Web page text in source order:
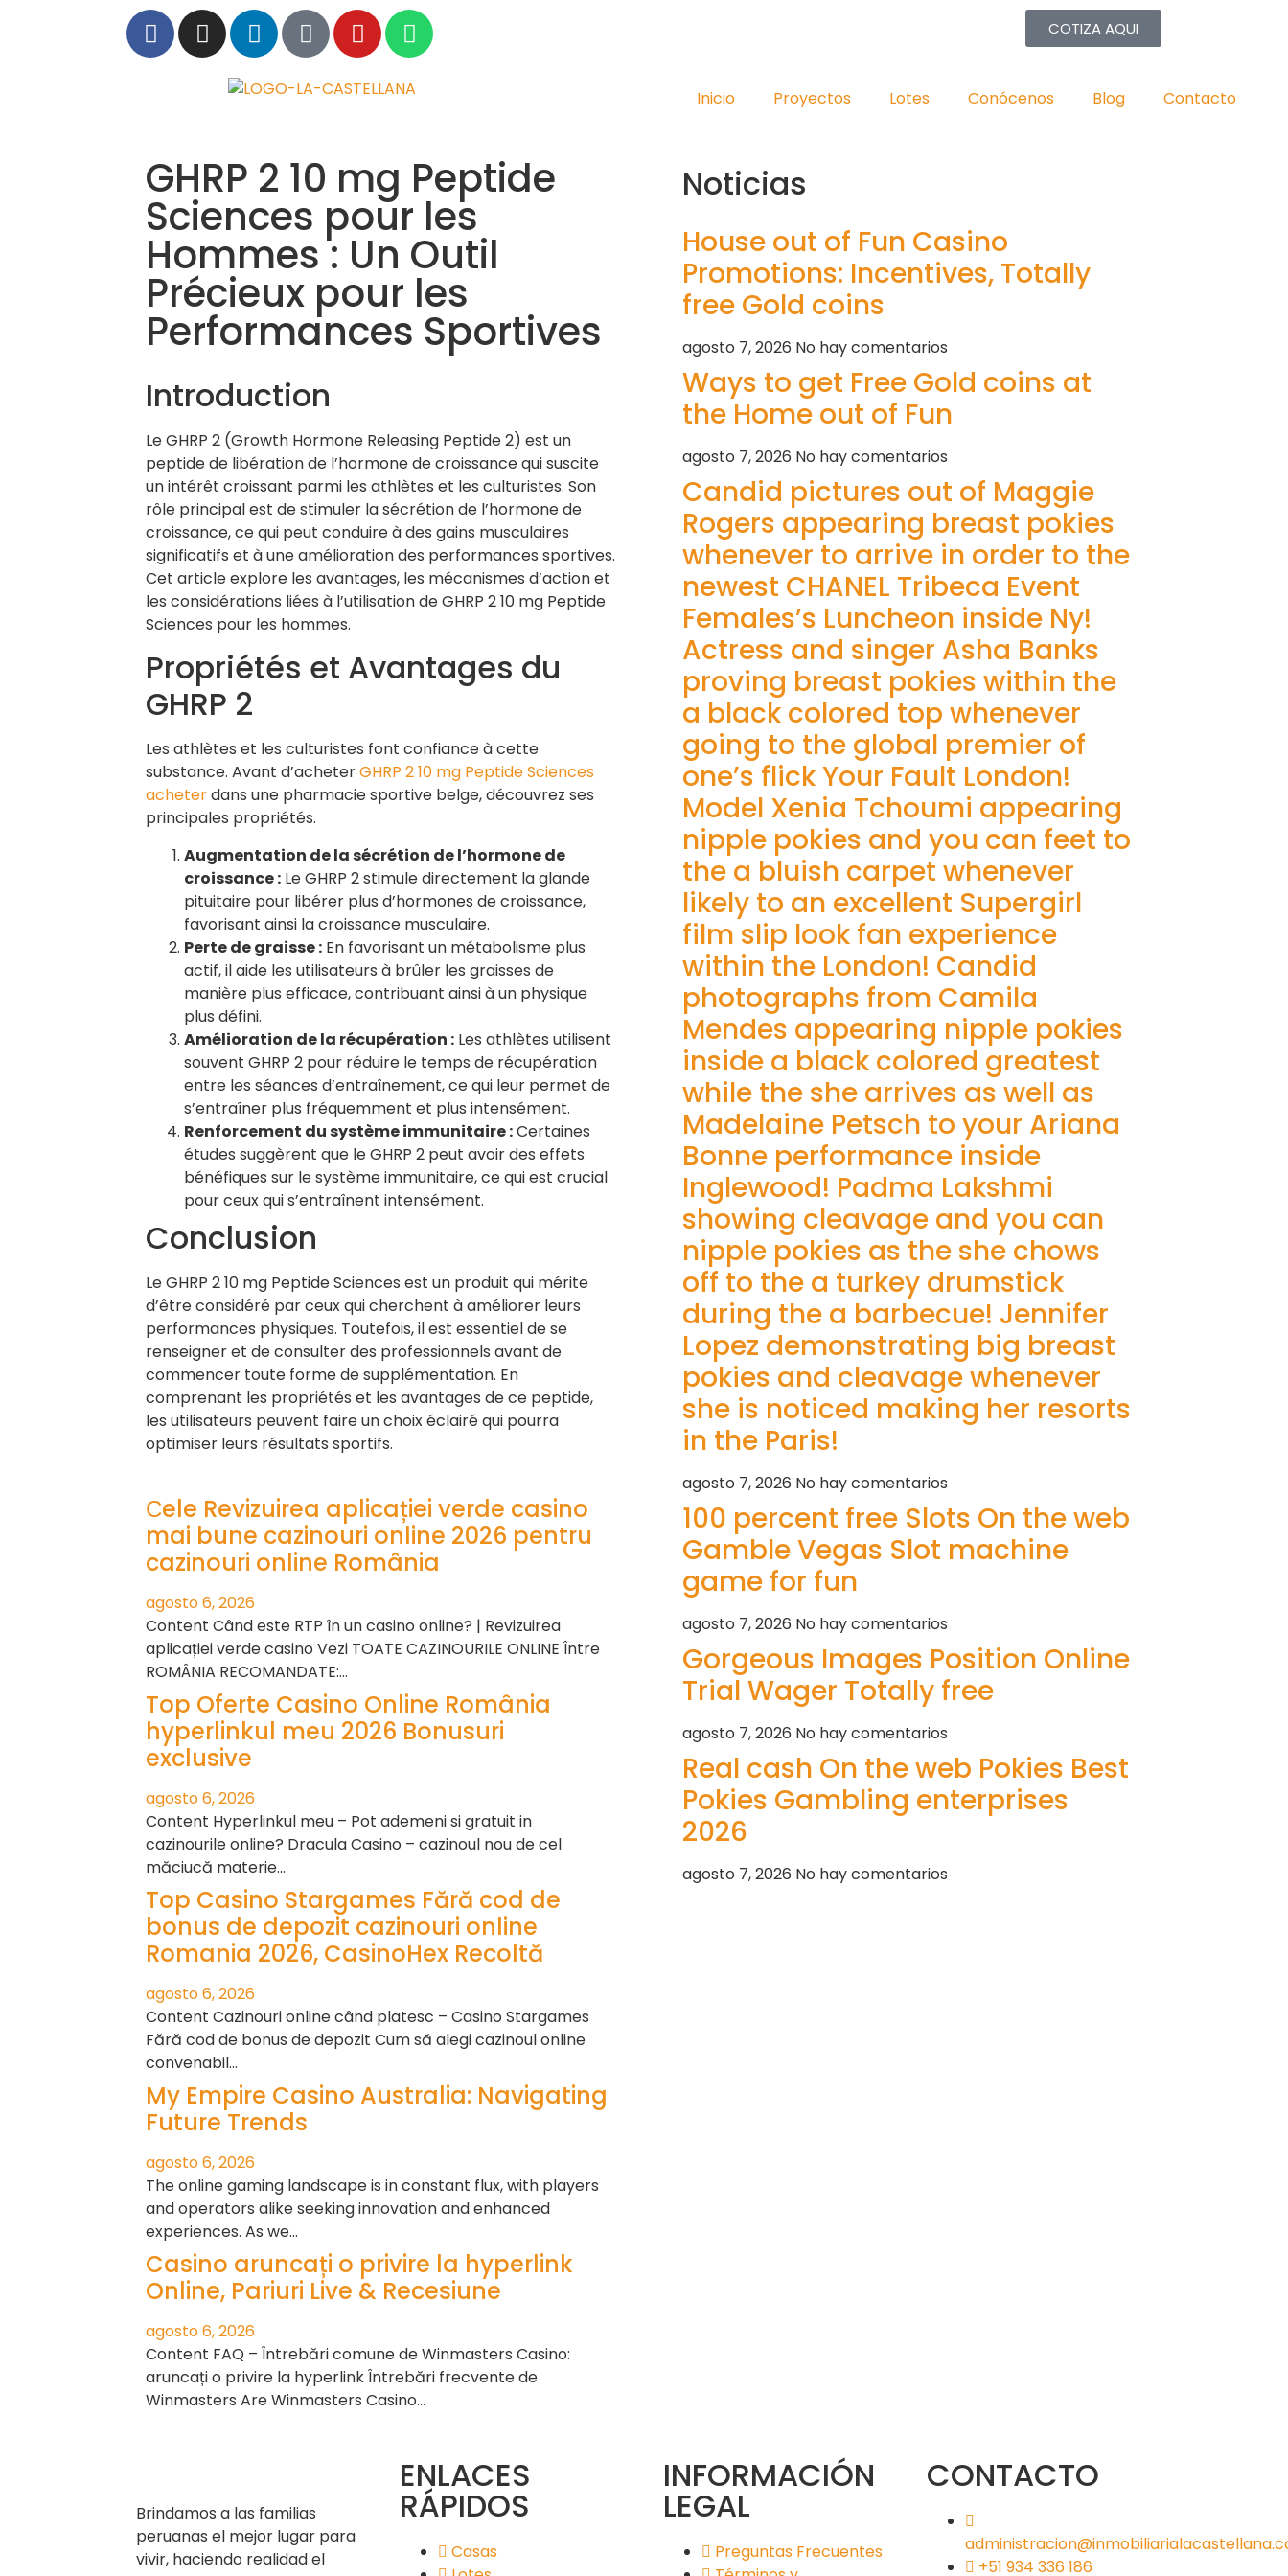
COTIZA AQUI
Inicio Proyectos Lotes Conócenos Blog Contacto
GHRP 2 10 mg Peptide
Sciences pour les
Hommes : Un Outil
Précieux pour les
Performances Sportives
Introduction
Le GHRP 2 (Growth Hormone Releasing Peptide 2) est un
peptide de libération de l’hormone de croissance qui suscite
un intérêt croissant parmi les athlètes et les culturistes. Son
rôle principal est de stimuler la sécrétion de l’hormone de
croissance, ce qui peut conduire à des gains musculaires
significatifs et à une amélioration des performances sportives.
Cet article explore les avantages, les mécanismes d’action et
les considérations liées à l’utilisation de GHRP 2 10 mg Peptide
Sciences pour les hommes.
Propriétés et Avantages du
GHRP 2
Les athlètes et les culturistes font confiance à cette
substance. Avant d’acheterGHRP 2 10 mg Peptide Sciences
acheterdans une pharmacie sportive belge, découvrez ses
principales propriétés.
Augmentation de la sécrétion de l’hormone de
croissance : Le GHRP 2 stimule directement la glande
pituitaire pour libérer plus d’hormones de croissance,
favorisant ainsi la croissance musculaire.
Perte de graisse : En favorisant un métabolisme plus
actif, il aide les utilisateurs à brûler les graisses de
manière plus efficace, contribuant ainsi à un physique
plus défini.
Amélioration de la récupération : Les athlètes utilisent
souvent GHRP 2 pour réduire le temps de récupération
entre les séances d’entraînement, ce qui leur permet de
s’entraîner plus fréquemment et plus intensément.
Renforcement du système immunitaire :Certaines
études suggèrent que le GHRP 2 peut avoir des effets
bénéfiques sur le système immunitaire, ce qui est crucial
pour ceux qui s’entraînent intensément.
Conclusion
Le GHRP 2 10 mg Peptide Sciences est un produit qui mérite
d’être considéré par ceux qui cherchent à améliorer leurs
performances physiques. Toutefois, il est essentiel de se
renseigner et de consulter des professionnels avant de
commencer toute forme de supplémentation. En
comprenant les propriétés et les avantages de ce peptide,
les utilisateurs peuvent faire un choix éclairé qui pourra
optimiser leurs résultats sportifs.
Сele Revizuirea aplicației verde casino
mai bune cazinouri online 2026 pentru
cazinouri online România
agosto 6, 2026
Content Când este RTP în un casino online? | Revizuirea
aplicației verde casino Vezi TOATE CAZINOURILE ONLINE Între
ROMÂNIA RECOMANDATE:…
Top Oferte Casino Online România
hyperlinkul meu 2026 Bonusuri
exclusive
agosto 6, 2026
Content Hyperlinkul meu – Pot ademeni si gratuit in
cazinourile online? Dracula Casino – cazinoul nou de cel
măciucă materie…
Top Casino Stargames Fără cod de
bonus de depozit cazinouri online
Romania 2026, CasinoHex Recoltă
agosto 6, 2026
Content Cazinouri online când platesc – Casino Stargames
Fără cod de bonus de depozit Cum să alegi cazinoul online
convenabil…
My Empire Casino Australia: Navigating
Future Trends
agosto 6, 2026
The online gaming landscape is in constant flux, with players
and operators alike seeking innovation and enhanced
experiences. As we…
Casino aruncați o privire la hyperlink
Online, Pariuri Live & Recesiune
agosto 6, 2026
Content FAQ – Întrebări comune de Winmasters Casino:
aruncați o privire la hyperlink Întrebări frecvente de
Winmasters Are Winmasters Casino…
Noticias
House out of Fun Casino
Promotions: Incentives, Totally
free Gold coins
agosto 7, 2026 No hay comentarios
Ways to get Free Gold coins at
the Home out of Fun
agosto 7, 2026 No hay comentarios
Candid pictures out of Maggie
Rogers appearing breast pokies
whenever to arrive in order to the
newest CHANEL Tribeca Event
Females’s Luncheon inside Ny!
Actress and singer Asha Banks
proving breast pokies within the
a black colored top whenever
going to the global premier of
one’s flick Your Fault London!
Model Xenia Tchoumi appearing
nipple pokies and you can feet to
the a bluish carpet whenever
likely to an excellent Supergirl
film slip look fan experience
within the London! Candid
photographs from Camila
Mendes appearing nipple pokies
inside a black colored greatest
while the she arrives as well as
Madelaine Petsch to your Ariana
Bonne performance inside
Inglewood! Padma Lakshmi
showing cleavage and you can
nipple pokies as the she chows
off to the a turkey drumstick
during the a barbecue! Jennifer
Lopez demonstrating big breast
pokies and cleavage whenever
she is noticed making her resorts
in the Paris!
agosto 7, 2026 No hay comentarios
100 percent free Slots On the web
Gamble Vegas Slot machine
game for fun
agosto 7, 2026 No hay comentarios
Gorgeous Images Position Online
Trial Wager Totally free
agosto 7, 2026 No hay comentarios
Real cash On the web Pokies Best
Pokies Gambling enterprises
2026
agosto 7, 2026 No hay comentarios
Brindamos a las familias
peruanas el mejor lugar para
vivir, haciendo realidad el
ENLACES
RÁPIDOS
Casas
INFORMACIÓN
LEGAL
Preguntas Frecuentes
CONTACTO
+51 934 336 186